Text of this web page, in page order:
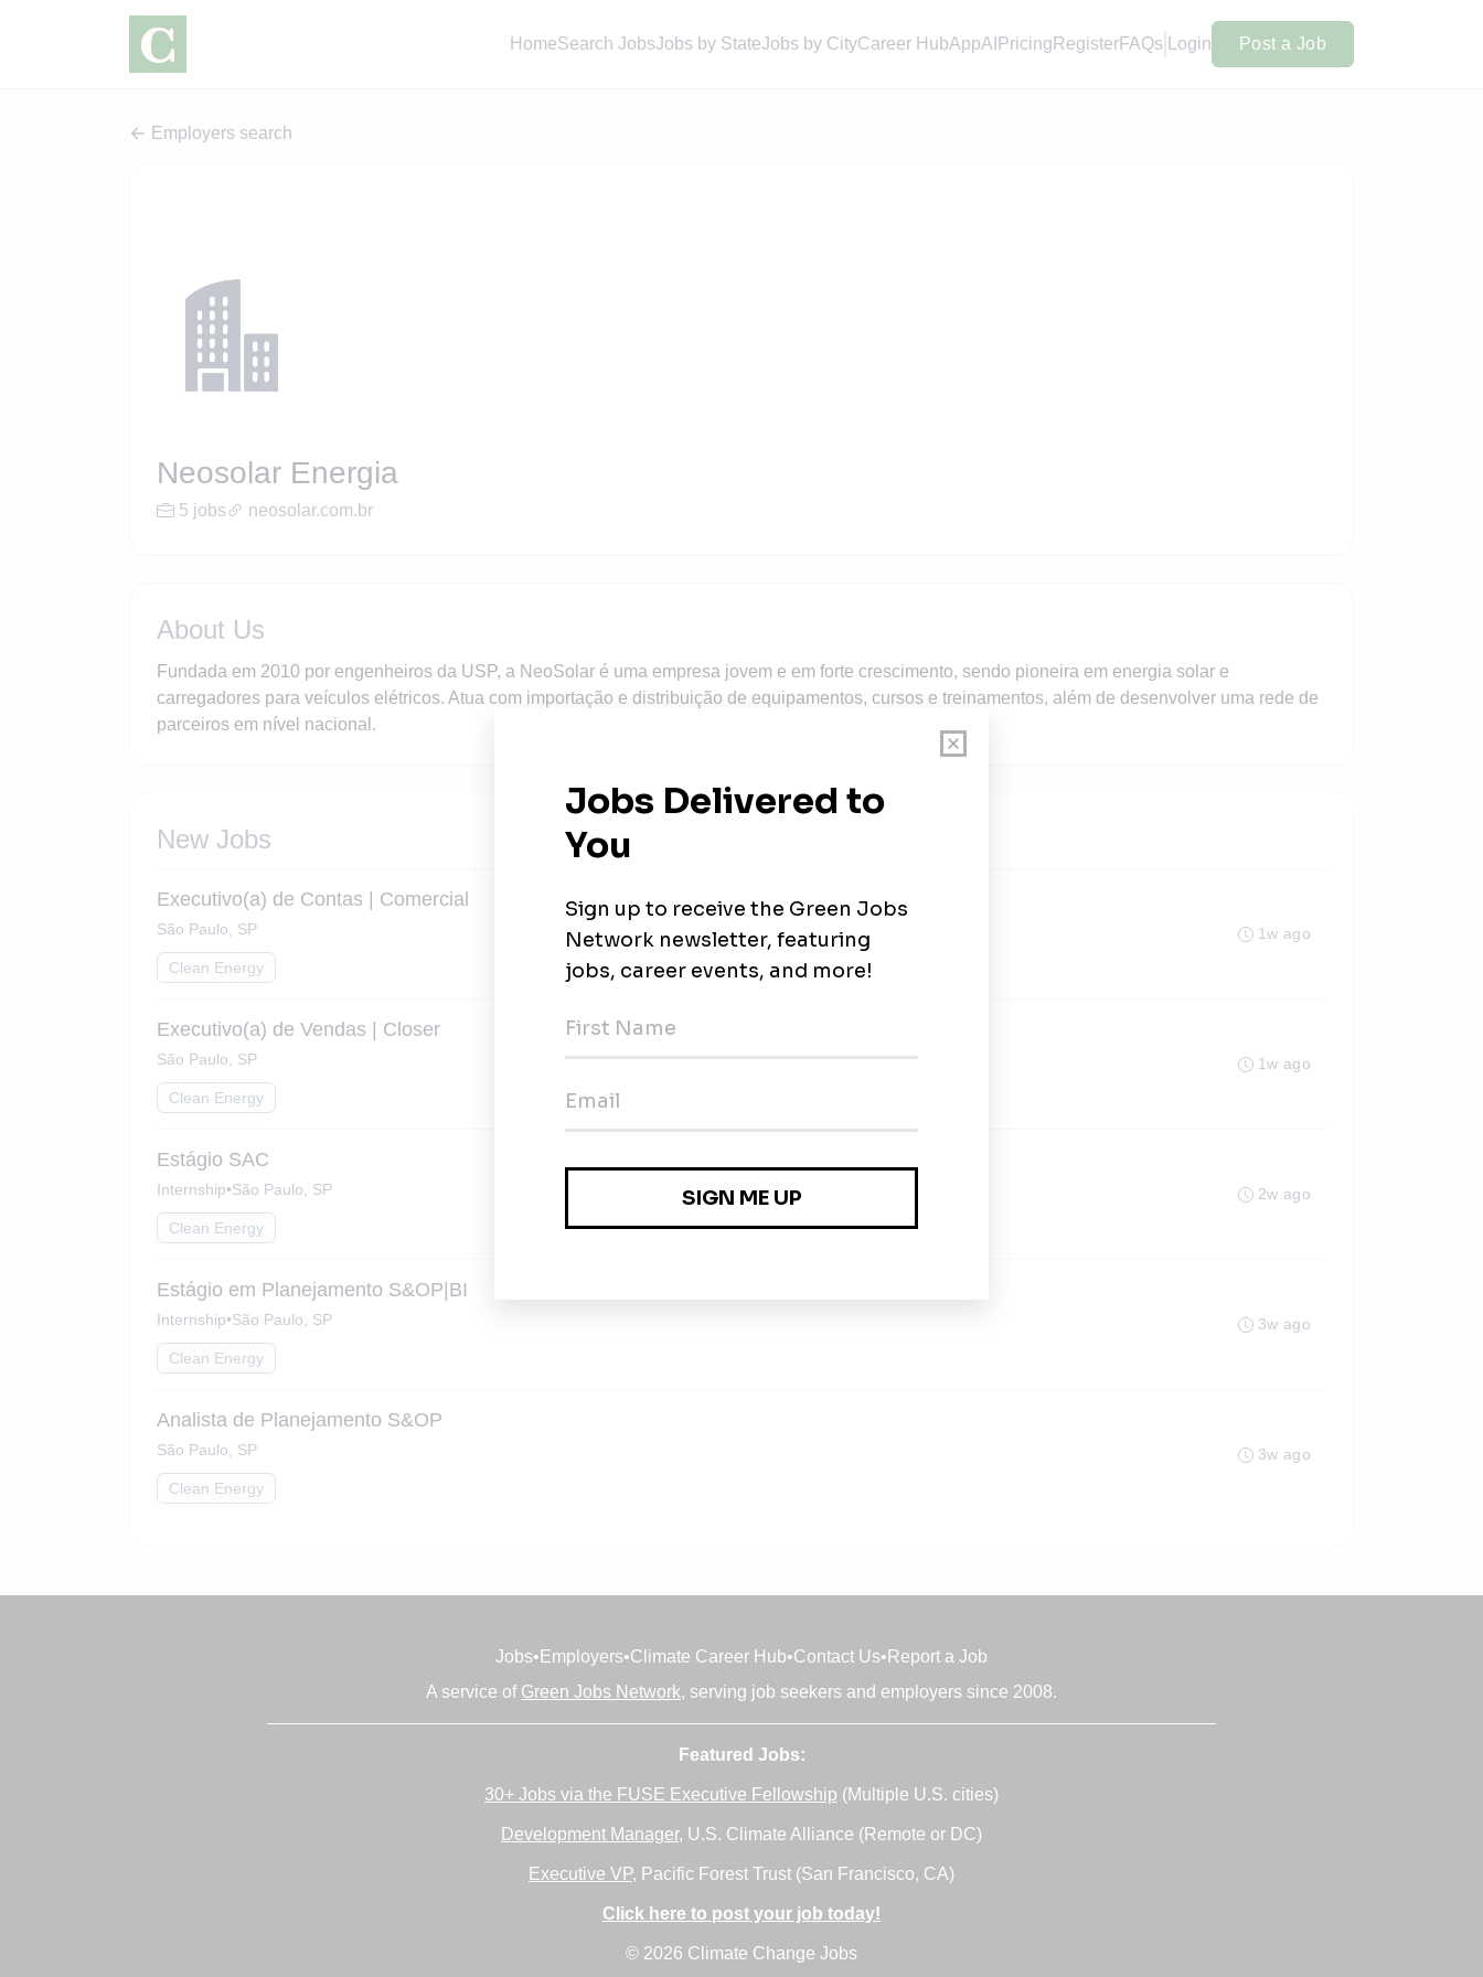
HomeSearch JobsJobs by StateJobs by CityCareer HubAppAI Pricing RegisterFAQs Login Post a Job
Employers search
Neosolar Energia
5 jobs neosolar.com.br
About Us
Fundada em 2010 por engenheiros da USP, a NeoSolar é uma empresa jovem e em forte crescimento, sendo pioneira em energia solar e
carregadores para veículos elétricos. Atua com importação e distribuição de equipamentos, cursos e treinamentos, além de desenvolver uma rede de
parceiros em nível nacional.
New Jobs
Executivo(a) de Contas | Comercial
São Paulo, SP
Clean Energy
1w ago
Executivo(a) de Vendas | Closer
São Paulo, SP
Clean Energy
1w ago
Estágio SAC
Internship•São Paulo, SP
Clean Energy
2w ago
Estágio em Planejamento S&OP|BI
Internship•São Paulo, SP
Clean Energy
3w ago
Analista de Planejamento S&OP
São Paulo, SP
Clean Energy
3w ago
Jobs• Employers•Climate Career Hub•Contact Us• Report a Job
A service of Green Jobs Network, serving job seekers and employers since 2008.
Featured Jobs:
30+ Jobs via the FUSE Executive Fellowship (Multiple U.S. cities)
Development Manager, U.S. Climate Alliance (Remote or DC)
Executive VP, Pacific Forest Trust (San Francisco, CA)
Click here to post your job today!
© 2026 Climate Change Jobs